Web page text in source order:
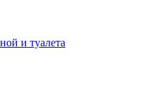
и туалета